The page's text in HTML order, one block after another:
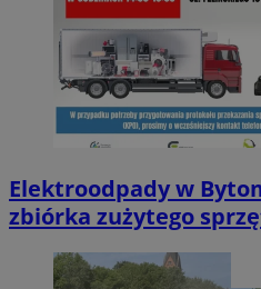
Elektroodpady w
zbiórka zużytego